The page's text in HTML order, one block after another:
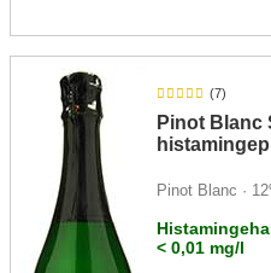
(7)
Pinot Blanc
Pinot Blanc ·
< 0,01 mg/l